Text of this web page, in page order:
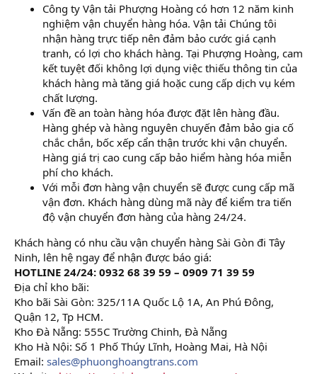
Công ty Vận tải Phượng Hoàng có hơn 12 năm kinh
nghiệm vận chuyển hàng hóa. Vận tải Chúng tôi
nhận hàng trực tiếp nên đảm bảo cước giá cạnh
tranh, có lợi cho khách hàng. Tại Phượng Hoàng, cam
kết tuyệt đối không lợi dụng việc thiếu thông tin của
khách hàng mà tăng giá hoặc cung cấp dịch vụ kém
chất lượng.
Vấn đề an toàn hàng hóa được đặt lên hàng đầu.
Hàng ghép và hàng nguyên chuyến đảm bảo gia cố
chắc chắn, bốc xếp cẩn thận trước khi vận chuyển.
Hàng giá trị cao cung cấp bảo hiểm hàng hóa miễn
phí cho khách.
Với mỗi đơn hàng vận chuyển sẽ được cung cấp mã
vận đơn. Khách hàng dùng mã này để kiểm tra tiến
độ vận chuyển đơn hàng của hàng 24/24.
Khách hàng có nhu cầu vận chuyển hàng Sài Gòn đi Tây
Ninh, lên hệ ngay để nhận được báo giá:
HOTLINE 24/24: 0932 68 39 59 – 0909 71 39 59
Địa chỉ kho bãi:
Kho bãi Sài Gòn: 325/11A Quốc Lộ 1A, An Phú Đông,
Quận 12, Tp HCM.
Kho Đà Nẵng: 555C Trường Chinh, Đà Nẵng
Kho Hà Nội: Số 1 Phố Thúy Lĩnh, Hoàng Mai, Hà Nội
Email: sales@phuonghoangtrans.com